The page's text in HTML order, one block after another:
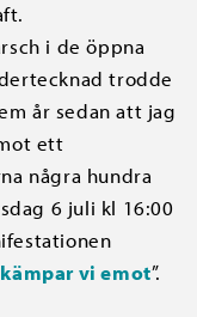
i de öppna
trodde
år sedan att jag
ett
några hundra
6 juli kl 16:00
vi emot”.